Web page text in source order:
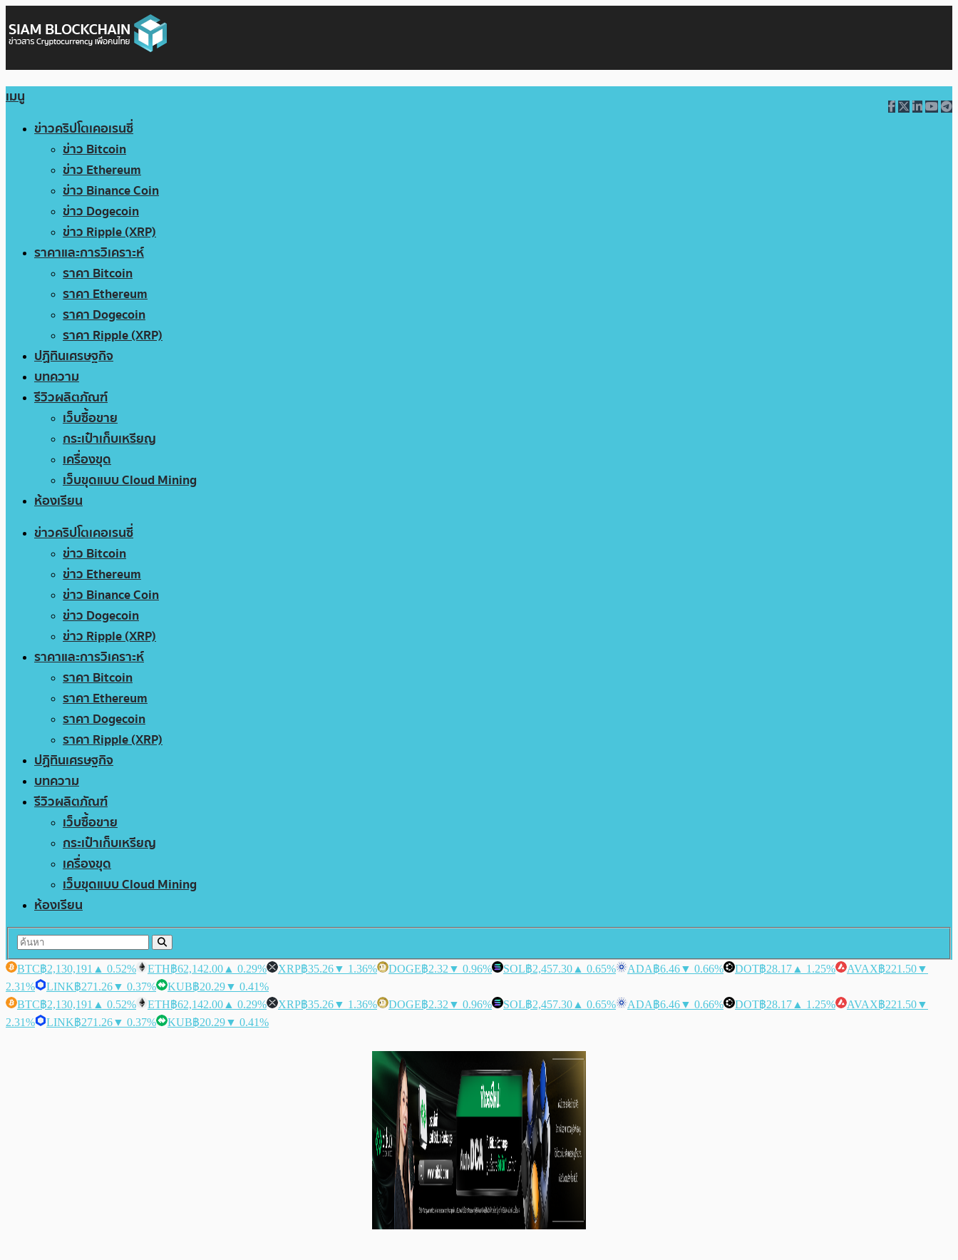
เมนู
ข่าวคริปโตเคอเรนซี่
ข่าว Bitcoin
ข่าว Ethereum
ข่าว Binance Coin
ข่าว Dogecoin
ข่าว Ripple (XRP)
ราคาและการวิเคราะห์
ราคา Bitcoin
ราคา Ethereum
ราคา Dogecoin
ราคา Ripple (XRP)
ปฏิทินเศรษฐกิจ
บทความ
รีวิวผลิตภัณฑ์
เว็บซื้อขาย
กระเป๋าเก็บเหรียญ
เครื่องขุด
เว็บขุดแบบ Cloud Mining
ห้องเรียน
ข่าวคริปโตเคอเรนซี่
ข่าว Bitcoin
ข่าว Ethereum
ข่าว Binance Coin
ข่าว Dogecoin
ข่าว Ripple (XRP)
ราคาและการวิเคราะห์
ราคา Bitcoin
ราคา Ethereum
ราคา Dogecoin
ราคา Ripple (XRP)
ปฏิทินเศรษฐกิจ
บทความ
รีวิวผลิตภัณฑ์
เว็บซื้อขาย
กระเป๋าเก็บเหรียญ
เครื่องขุด
เว็บขุดแบบ Cloud Mining
ห้องเรียน
BTC฿2,130,191 ▲ 0.52% ETH฿62,142.00 ▲ 0.29% XRP฿35.26▼ 1.36% DOGE฿2.32 ▼ 0.96% SOL฿2,457.30 ▲ 0.65% ADA฿6.46▼ 0.66% DOT฿28.17 ▲ 1.25% AVAX฿221.50▼
2.31%
LINK฿271.26▼ 0.37% KUB฿20.29▼ 0.41%
BTC฿2,130,191 ▲ 0.52% ETH฿62,142.00 ▲ 0.29% XRP฿35.26▼ 1.36% DOGE฿2.32 ▼ 0.96% SOL฿2,457.30 ▲ 0.65% ADA฿6.46▼ 0.66% DOT฿28.17 ▲ 1.25% AVAX฿221.50▼
2.31%
LINK฿271.26▼ 0.37% KUB฿20.29▼ 0.41%